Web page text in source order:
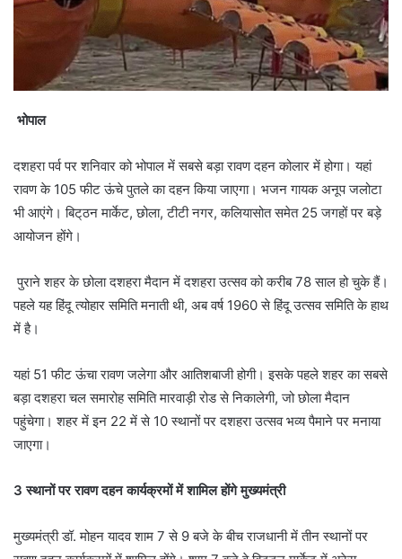
भोपाल
दशहरा पर्व पर शनिवार को भोपाल में सबसे बड़ा रावण दहन कोलार में होगा। यहां
रावण के 105 फीट ऊंचे पुतले का दहन किया जाएगा। भजन गायक अनूप जलोटा
भी आएंगे। बिट्‌ठन मार्केट, छोला, टीटी नगर, कलियासोत समेत 25 जगहों पर बड़े
आयोजन होंगे।
पुराने शहर के छोला दशहरा मैदान में दशहरा उत्सव को करीब 78 साल हो चुके हैं।
पहले यह हिंदू त्योहार समिति मनाती थी, अब वर्ष 1960 से हिंदू उत्सव समिति के हाथ
में है।
यहां 51 फीट ऊंचा रावण जलेगा और आतिशबाजी होगी। इसके पहले शहर का सबसे
बड़ा दशहरा चल समारोह समिति मारवाड़ी रोड से निकालेगी, जो छोला मैदान
पहुंचेगा। शहर में इन 22 में से 10 स्थानों पर दशहरा उत्सव भव्य पैमाने पर मनाया
जाएगा।
3 स्थानों पर रावण दहन कार्यक्रमों में शामिल होंगे मुख्यमंत्री
मुख्यमंत्री डॉ. मोहन यादव शाम 7 से 9 बजे के बीच राजधानी में तीन स्थानों पर